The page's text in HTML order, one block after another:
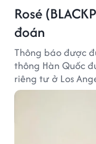
Rosé
đoán
Thông báo được
thông Hàn Quốc
riêng tư ở Los